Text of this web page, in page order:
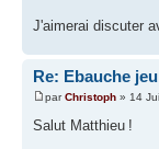
J'aimerai discuter
Re: Ebauche
parChristoph » 14
Salut Matthieu !